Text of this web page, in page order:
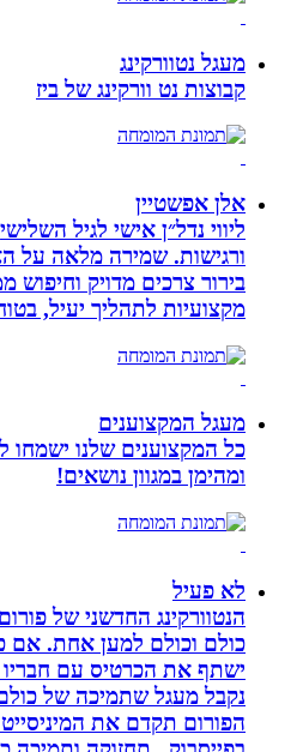
מעגל נטוורקינג
קבוצות נט וורקינג של ביז
אלן אפשטיין
ליווי נדל״ן אישי לגיל השלישי, עם
ורגישות. שמירה מלאה על
בירור צרכים מדויק וחיפוש
מקצועיות לתהליך יעיל, בטוח
מעגל המקצוענים
כל המקצוענים שלנו ישמחו
ומהימן במגוון נושאים!
לא פעיל
הנטוורקינג החדשני של פורום
כולם וכולם למען אחת. אם כל
ישתף את הכרטיס עם חבריו
נקבל מעגל שתמיכה של כולם
הפורום תקדם את המיניסייט